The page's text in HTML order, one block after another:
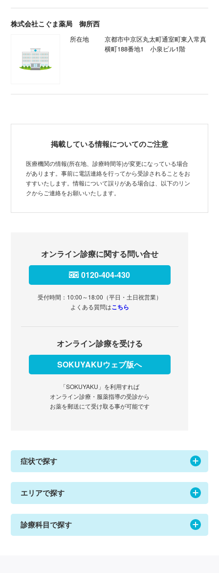
株式会社こぐま薬局 御所西
所在地
京都市中京区丸太町通室町東入常真
横町188番地1 小泉ビル1階
掲載している情報についてのご注意
医療機関の情報(所在地、診療時間等)が変更になっている場合
があります。事前に電話連絡を行ってから受診されることをお
すすいたします。情報について誤りがある場合は、以下のリン
クからご連絡をお願いいたします。
オンライン診療に関する問い合せ
0120-404-430
受付時間：10:00～18:00（平日・土日祝営業）
よくある質問はこちら
オンライン診療を受ける
SOKUYAKUウェブ版へ
「SOKUYAKU」を利用すれば
オンライン診療・服薬指導の受診から
お薬を郵送にて受け取る事が可能です
症状で探す
エリアで探す
診療科目で探す